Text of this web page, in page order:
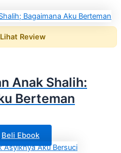
Lihat Review
Anak Shalih:
Berteman
Beli Ebook